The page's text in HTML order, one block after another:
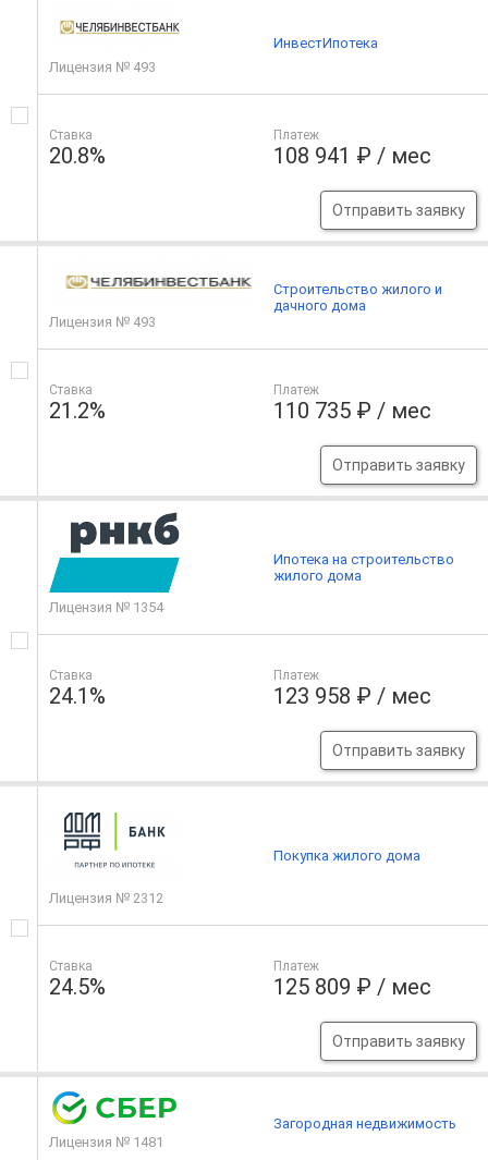
Лицензия № 493
Ставка
20.8%
Платеж
108 941 ₽ / мес
Отправить заявку
ИнвестИпотека
Лицензия № 493
Ставка
21.2%
Платеж
110 735 ₽ / мес
Отправить заявку
Строительство жилого и
дачного дома
Лицензия № 1354
Ставка
24.1%
Платеж
123 958 ₽ / мес
Отправить заявку
Ипотека на строительство
жилого дома
Лицензия № 2312
Ставка
24.5%
Платеж
125 809 ₽ / мес
Отправить заявку
Покупка жилого дома
Лицензия № 1481
Загородная недвижимость